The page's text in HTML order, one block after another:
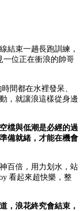
結束一趟長跑訓練，
一位正在衝浪的帥哥
間都在水裡發呆、
，就讓浪這樣從身邊
檔與低潮是必經的過
備就緒，才能在機會
百倍，用力划水，站
看起來超快樂，整
，浪花終究會結束，